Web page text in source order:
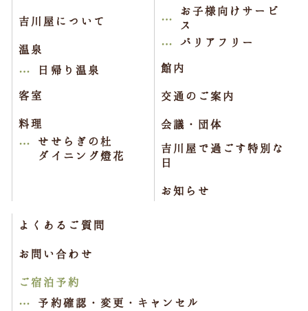
吉川屋について
温泉
日帰り温泉
客室
料理
せせらぎの杜
ダイニング燈花
お子様向けサービ
ス
バリアフリー
館内
交通のご案内
会議・団体
吉川屋で過ごす特別な
日
お知らせ
よくあるご質問
お問い合わせ
ご宿泊予約
予約確認・変更・キャンセル